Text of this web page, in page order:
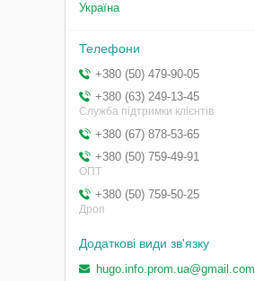
Україна
+380 (50) 479-90-05
+380 (63) 249-13-45
Служба підтримки клієнтів
+380 (67) 878-53-65
+380 (50) 759-49-91
ОПТ
+380 (50) 759-50-25
Дроп
hugo.info.prom.ua@gmail.com